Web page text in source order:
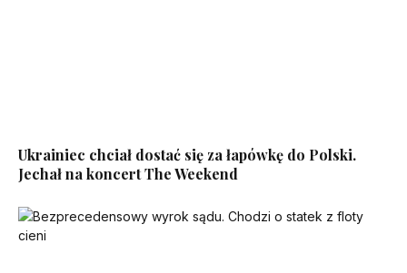
Ukrainiec chciał dostać się za łapówkę do Polski.
Jechał na koncert The Weekend